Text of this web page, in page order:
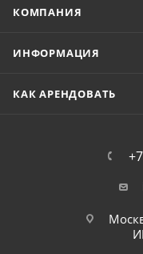
КОМПАНИЯ
ИНФОРМАЦИЯ
КАК АРЕНДОВАТЬ